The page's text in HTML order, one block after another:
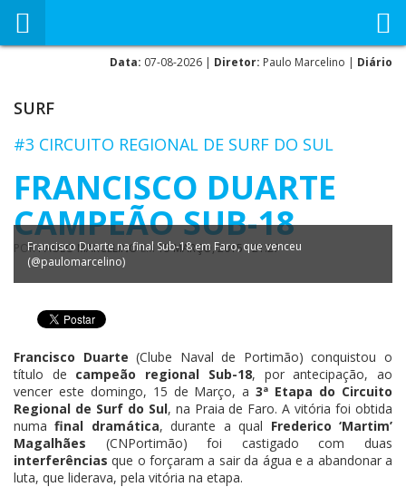
Data: 07-08-2026 | Diretor: Paulo Marcelino | Diário
SURF
#3 CIRCUITO REGIONAL DE SURF DO SUL
FRANCISCO DUARTE
CAMPEÃO SUB-18
PORPAULO MARCELINOEM 15 MARÇO, 2015 - 21:27
Francisco Duarte na final Sub-18 em Faro, que venceu
(@paulomarcelino)
Francisco Duarte (Clube Naval de Portimão) conquistou o
título de campeão regional Sub-18, por antecipação, ao
vencer este domingo, 15 de Março, a3ª Etapa do Circuito
Regional de Surf do Sul, na Praia de Faro. A vitória foi obtida
numafinal dramática, durante a qual Frederico ‘Martim’
Magalhães (CNPortimão) foi castigado com duas
interferências que o forçaram a sair da água e a abandonar a
luta, que liderava, pela vitória na etapa.